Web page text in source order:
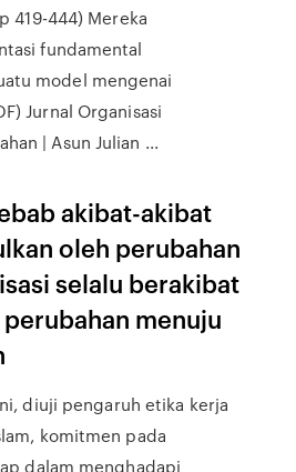
419-444) Mereka
fundamental
model mengenai
Jurnal Organisasi
| Asun Julian ...
akibat-akibat
oleh perubahan
selalu berakibat
menuju
diuji pengaruh etika kerja
komitmen pada
dalam menghadapi